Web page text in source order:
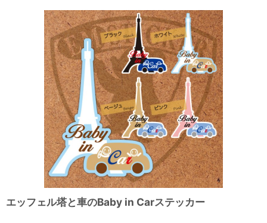
エッフェル塔と車のBaby in Carステッカー